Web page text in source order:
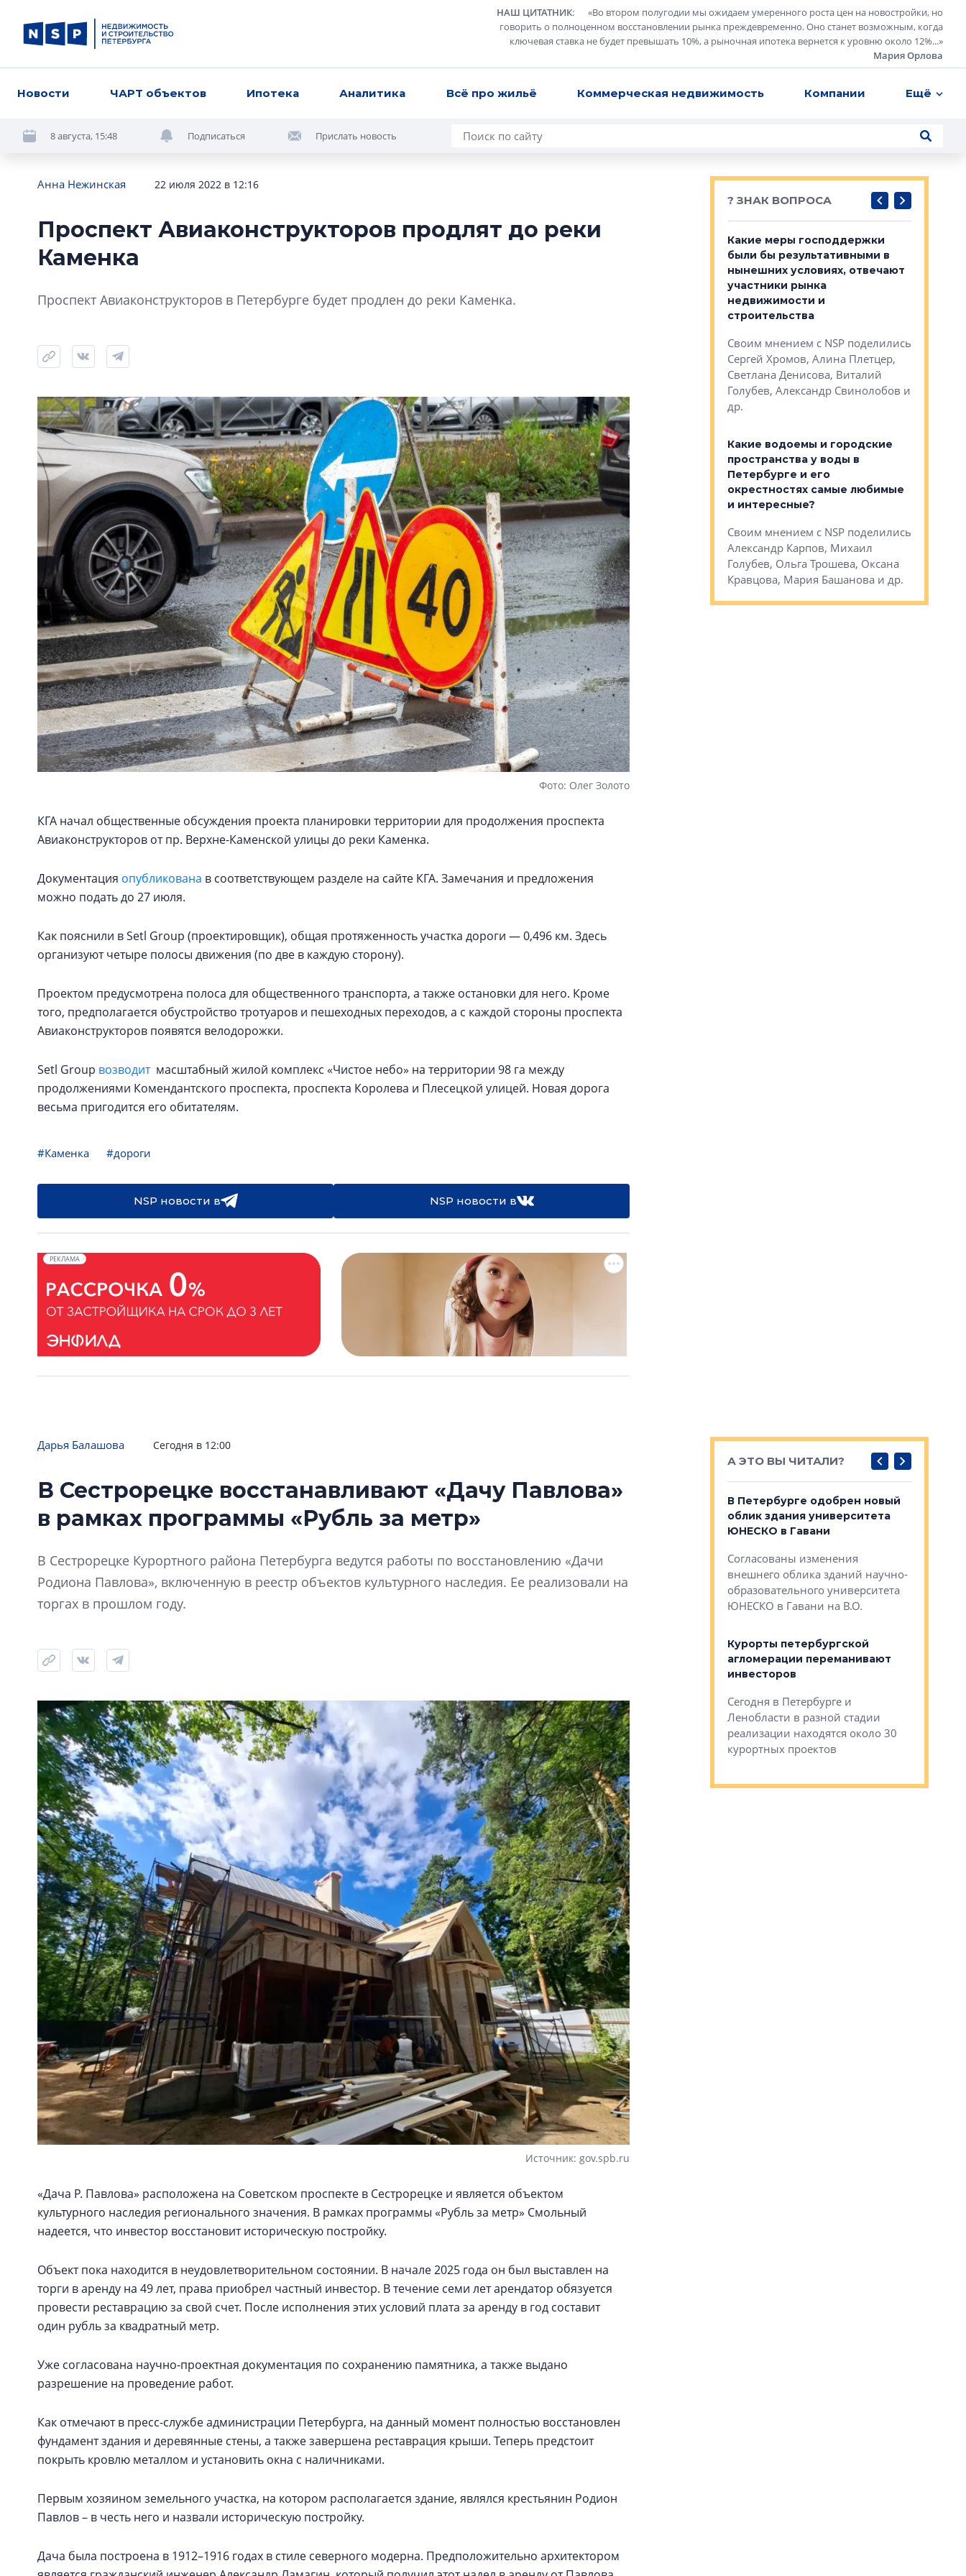
НАШ ЦИТАТНИК: «Во втором полугодии мы ожидаем умеренного роста цен на новостройки, но
говорить о полноценном восстановлении рынка преждевременно. Оно станет возможным, когда
ключевая ставка не будет превышать 10%, а рыночная ипотека вернется к уровню около 12%...»
Мария Орлова
Новости ЧАРТ объектов Ипотека Аналитика Всё про жильё Коммерческая недвижимость Компании Ещё
8 августа, 15:48 Подписаться Прислать новость
Анна Нежинская 22 июля 2022 в 12:16
Проспект Авиаконструкторов продлят до реки
Каменка
Проспект Авиаконструкторов в Петербурге будет продлен до реки Каменка.
Фото: Олег Золото
КГА начал общественные обсуждения проекта планировки территории для продолжения проспекта
Авиаконструкторов от пр. Верхне-Каменской улицы до реки Каменка.
Документация опубликована в соответствующем разделе на сайте КГА. Замечания и предложения
можно подать до 27 июля.
Как пояснили в Setl Group (проектировщик), общая протяженность участка дороги — 0,496 км. Здесь
организуют четыре полосы движения (по две в каждую сторону).
Проектом предусмотрена полоса для общественного транспорта, а также остановки для него. Кроме
того, предполагается обустройство тротуаров и пешеходных переходов, а с каждой стороны проспекта
Авиаконструкторов появятся велодорожки.
Setl Group возводит масштабный жилой комплекс «Чистое небо» на территории 98 га между
продолжениями Комендантского проспекта, проспекта Королева и Плесецкой улицей. Новая дорога
весьма пригодится его обитателям.
#Каменка #дороги
NSP новости в NSP новости в
РЕКЛАМА
? ЗНАК ВОПРОСА
Разрыв цен между первичкой и
Какие наиболее востребованы
специальности и компетенции
в сфере девелопмента и
строительства?
Своим мнением с NSP поделились
Валентина Калинина, Анжелика
Альшаева, Александр
Свинолобов, Александр Кравцов,
Кирилл Кудинов и др.
Какие меры господдержки
были бы результативными в
нынешних условиях, отвечают
участники рынка
недвижимости и
строительства
Своим мнением с NSP поделились
Сергей Хромов, Алина Плетцер,
Светлана Денисова, Виталий
Голубев, Александр Свинолобов и
др.
Какие водоемы и городские
пространства у воды в
Петербурге и его
окрестностях самые любимые
и интересные?
Своим мнением с NSP поделились
Александр Карпов, Михаил
Голубев, Ольга Трошева, Оксана
Кравцова, Мария Башанова и др.
Дарья Балашова Сегодня в 12:00
В Сестрорецке восстанавливают «Дачу Павлова»
в рамках программы «Рубль за метр»
В Сестрорецке Курортного района Петербурга ведутся работы по восстановлению «Дачи
Родиона Павлова», включенную в реестр объектов культурного наследия. Ее реализовали на
торгах в прошлом году.
Источник: gov.spb.ru
«Дача Р. Павлова» расположена на Советском проспекте в Сестрорецке и является объектом
культурного наследия регионального значения. В рамках программы «Рубль за метр» Смольный
надеется, что инвестор восстановит историческую постройку.
Объект пока находится в неудовлетворительном состоянии. В начале 2025 года он был выставлен на
торги в аренду на 49 лет, права приобрел частный инвестор. В течение семи лет арендатор обязуется
провести реставрацию за свой счет. После исполнения этих условий плата за аренду в год составит
один рубль за квадратный метр.
Уже согласована научно-проектная документация по сохранению памятника, а также выдано
разрешение на проведение работ.
Как отмечают в пресс-службе администрации Петербурга, на данный момент полностью восстановлен
фундамент здания и деревянные стены, а также завершена реставрация крыши. Теперь предстоит
покрыть кровлю металлом и установить окна с наличниками.
Первым хозяином земельного участка, на котором располагается здание, являлся крестьянин Родион
Павлов – в честь него и назвали историческую постройку.
Дача была построена в 1912–1916 годах в стиле северного модерна. Предположительно архитектором
А ЭТО ВЫ ЧИТАЛИ?
Усадьба Торосово — антидот
эпохи фальш-панелей
В Петербурге одобрен новый
облик здания университета
ЮНЕСКО в Гавани
Согласованы изменения
внешнего облика зданий научно-
образовательного университета
ЮНЕСКО в Гавани на В.О.
Курорты петербургской
агломерации переманивают
инвесторов
Сегодня в Петербурге и
Ленобласти в разной стадии
реализации находятся около 30
курортных проектов